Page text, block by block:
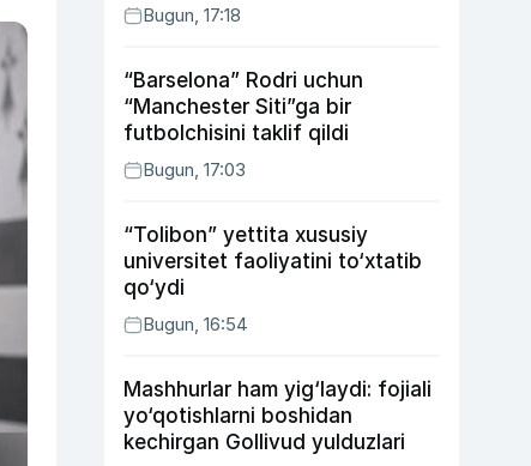
Bugun, 17:18
“Barselona” Rodri uchun
“Manchester Siti”ga bir
futbolchisini taklif qildi
Bugun, 17:03
“Tolibon” yettita xususiy
universitet faoliyatini to‘xtatib
qo‘ydi
Bugun, 16:54
Mashhurlar ham yig‘laydi: fojiali
yo‘qotishlarni boshidan
kechirgan Gollivud yulduzlari